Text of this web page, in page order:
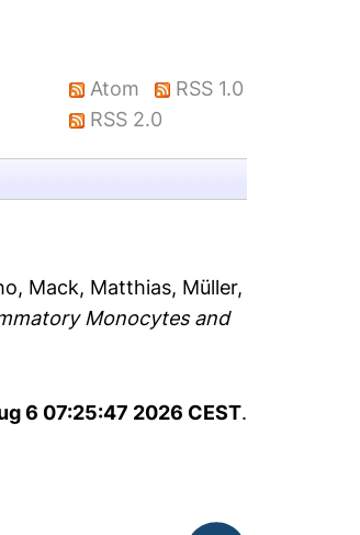
Atom
RSS 1.0
RSS 2.0
, Mack, Matthias, Müller,
Monocytes and
6 07:25:47 2026 CEST.